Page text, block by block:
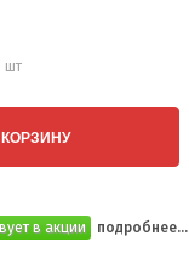
шт
в акции подробнее...